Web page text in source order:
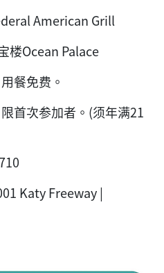
American Grill
楼Ocean Palace
餐免费。
首次参加者。(须年满21
Katy Freeway |